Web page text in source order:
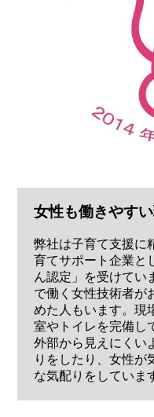
女性も働きやす
弊社は子育て支援に
育てサポート企業と
ん認定」を受けてい
で働く女性技術者が
めた人もいます。現
室やトイレを完備し
外部から見えにくい
りをしたり、女性が
な気配りをしていま